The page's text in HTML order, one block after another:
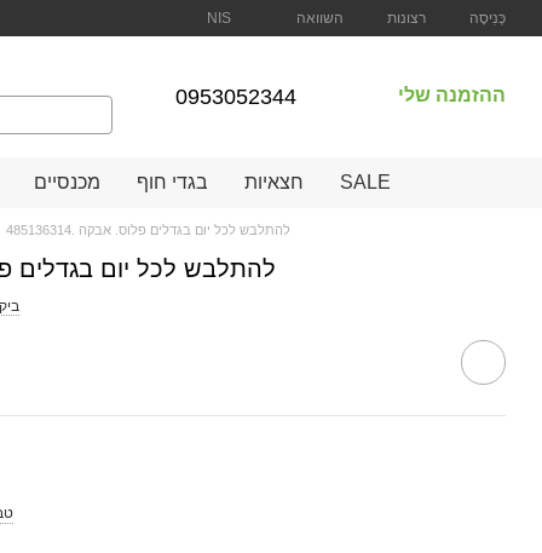
NIS השוואה רצונות כְּנִיסָה
0953052344 ההזמנה שלי
מכנסיים בגדי חוף חצאיות SALE
להתלבש לכל יום בגדלים פלוס. אבקה .485136314
להתלבש לכל יום בגדלים פלוס.
1